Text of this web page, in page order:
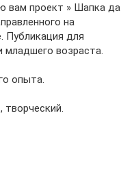
вам проект » Шапка да
на
Публикация для
возраста.
опыта.
творческий.